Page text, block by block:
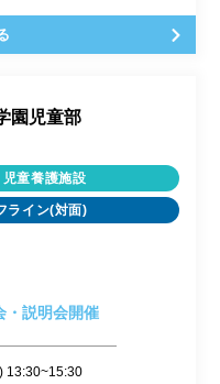
園児童部
児童養護施設
ライン(対面)
説明会開催
13:30~15:30